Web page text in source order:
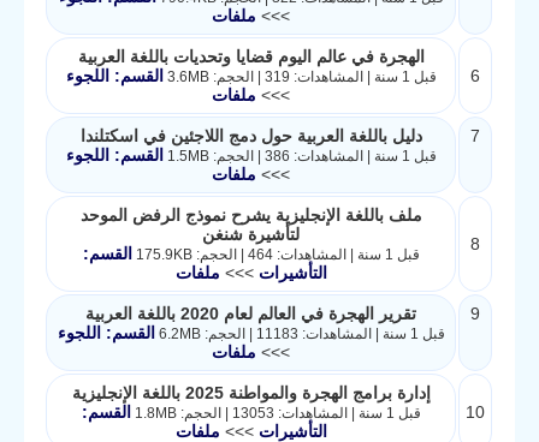
>>> ملفات
6
الهجرة في عالم اليوم قضايا وتحديات باللغة العربية
قبل 1 سنة | المشاهدات: 319 | الحجم: 3.6MB
القسم: اللجوء
>>> ملفات
7 دليل باللغة العربية حول دمج اللاجئين في اسكتلندا
قبل 1 سنة | المشاهدات: 386 | الحجم: 1.5MB
القسم: اللجوء
>>> ملفات
8
ملف باللغة الإنجليزية يشرح نموذج الرفض الموحد
لتأشيرة شنغن
قبل 1 سنة | المشاهدات: 464 | الحجم: 175.9KB
القسم:
التأشيرات>>> ملفات
9 تقرير الهجرة في العالم لعام 2020 باللغة العربية
قبل 1 سنة | المشاهدات: 11183 | الحجم: 6.2MB
القسم: اللجوء
>>> ملفات
10
إدارة برامج الهجرة والمواطنة 2025 باللغة الإنجليزية
قبل 1 سنة | المشاهدات: 13053 | الحجم: 1.8MB
القسم:
التأشيرات>>> ملفات